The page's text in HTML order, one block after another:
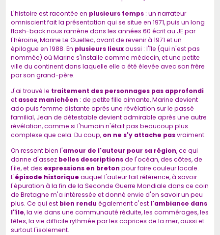
L'histoire est racontée en plusieurs temps: un narrateur
omniscient fait la présentation qui se situe en 1971, puis un long
flash-back nous ramène dans les années 60 écrit au JE par
l'héroïne, Marine Le Guellec, avant de revenir à 1971 et un
épilogue en 1988. En plusieurs lieuxaussi : l'île (qui n'est pas
nommée) où Marine s'installe comme médecin, et une petite
ville du continent dans laquelle elle a été élevée avec son frère
par son grand-père.
J'ai trouvé le traitement des personnages pas approfondi
et assez manichéen : de petite fille aimante, Marine devient
ado puis femme distante après une révélation sur le passé
familial, Jean de détestable devient admirable après une autre
révélation, comme si l'humain n'était pas beaucoup plus
complexe que cela. Du coup, on ne s'y attache pasvraiment.
On ressent bien l'amour de l'auteur pour sa région, ce qui
donne d'assez belles descriptionsde l'océan, des côtes, de
l'île, et des expressions en breton pour faire couleur locale.
L'épisode historique auquel l'auteur fait référence, à savoir
l'épuration à la fin de la Seconde Guerre Mondiale dans ce coin
de Bretagne m'a intéressée et donné envie d'en savoir un peu
plus. Ce qui est bien rendu également c'est l'ambiance dans
l'île, la vie dans une communauté réduite, les commérages, les
fêtes, la vie difficile rythmée par les caprices de la mer, aussi et
surtout l'isolement.